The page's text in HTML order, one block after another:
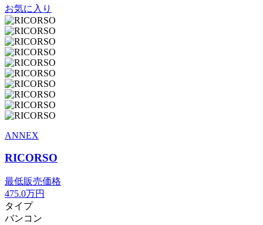
お気に入り
ANNEX
RICORSO
最低販売価格
475.0万円
タイプ
バンコン